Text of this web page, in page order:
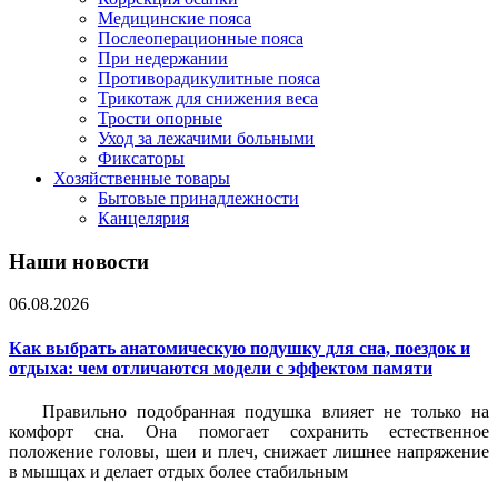
Медицинские пояса
Послеоперационные пояса
При недержании
Противорадикулитные пояса
Трикотаж для снижения веса
Трости опорные
Уход за лежачими больными
Фиксаторы
Хозяйственные товары
Бытовые принадлежности
Канцелярия
Наши новости
06.08.2026
Как выбрать анатомическую подушку для сна, поездок и
отдыха: чем отличаются модели с эффектом памяти
Правильно подобранная подушка влияет не только на
комфорт сна. Она помогает сохранить естественное
положение головы, шеи и плеч, снижает лишнее напряжение
в мышцах и делает отдых более стабильным